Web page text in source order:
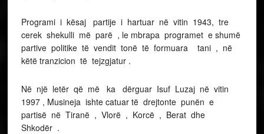
Programi i kësaj partije i hartuar në vitin 1943, tre
cerek shekulli më parë , le mbrapa programet e shumë
partive politike të vendit tonë të formuara tani , në
këtë tranzicion të tejzgjatur .
Në një letër që më ka dërguar Isuf Luzaj në vitin
1997 , Musineja ishte catuar të drejtonte punën e
partisë në Tiranë , Vlorë , Korcë , Berat dhe
Shkodër .